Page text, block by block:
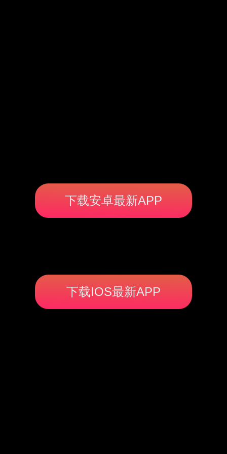
下载安卓最新APP
下载IOS最新APP